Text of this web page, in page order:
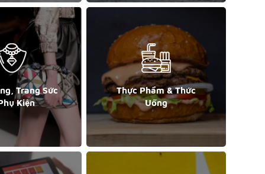
Trang Sức
Kiện
Thực Phẩm & Thức
Uống